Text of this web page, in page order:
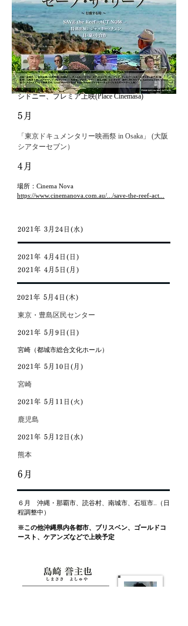
Palace Cinemas Chippendale NSW · In Central Park
Mall​https://www.eventbrite.com.au/e/save-the-reef-
act-now--tickets-145405825739?
aff=ebdssbdestsearch
福岡
​富山
千葉
シドニー、プレミア上映(Place Cinemasa)
5月
「東京ドキュメンタリー映画祭 in Osaka」 (大阪
シアターセブン）
4月
場所：Cinema Nova
https://www.cinemanova.com.au/.../save-the-reef-act...
2021年 3月24日(水)
2021年 4月4日(日)
2021年 4月5日(月)
2021年 5月4日(木)
東京・豊島区民センター
2021年 5月9日(日)
宮崎（都城市総合文化ホール）
2021年 5月10日(月)
宮崎
2021年 5月11日(火)
​鹿児島
2021年 5月12日(水)
熊本
6月
６月 沖縄・那覇市、読谷村、南城市、石垣市..（日
程調整中）
※この他沖縄県内各都市、ブリスベン、ゴールドコ
ースト、ケアンズなどで上映予定